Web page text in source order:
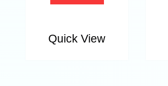
Quick View